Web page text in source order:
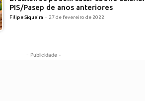
PIS/Pasep de anos anteriores
Filipe Siqueira - 27 de fevereiro de 2022
- Publicidade -